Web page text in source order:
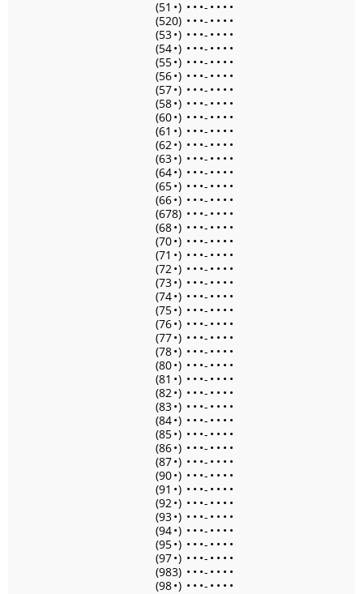
(51 •) • • •- • • • •
(520) • • •- • • • •
(53•) • • •- • • • •
(54•) • • •- • • • •
(55•) • • •- • • • •
(56•) • • •- • • • •
(57•) • • •- • • • •
(58•) • • •- • • • •
(60•) • • •- • • • •
(61 •) • • •- • • • •
(62•) • • •- • • • •
(63•) • • •- • • • •
(64•) • • •- • • • •
(65•) • • •- • • • •
(66•) • • •- • • • •
(678) • • •- • • • •
(68•) • • •- • • • •
(70•) • • •- • • • •
(71 •) • • •- • • • •
(72•) • • •- • • • •
(73•) • • •- • • • •
(74•) • • •- • • • •
(75•) • • •- • • • •
(76•) • • •- • • • •
(77•) • • •- • • • •
(78•) • • •- • • • •
(80•) • • •- • • • •
(81 •) • • •- • • • •
(82•) • • •- • • • •
(83•) • • •- • • • •
(84•) • • •- • • • •
(85•) • • •- • • • •
(86•) • • •- • • • •
(87•) • • •- • • • •
(90•) • • •- • • • •
(91 •) • • •- • • • •
(92•) • • •- • • • •
(93•) • • •- • • • •
(94•) • • •- • • • •
(95•) • • •- • • • •
(97•) • • •- • • • •
(983) • • •- • • • •
(98•) • • •- • • • •